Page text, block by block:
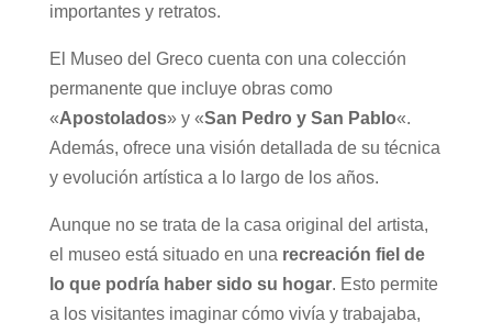
importantes y retratos.
El Museo del Greco cuenta con una colección
permanente que incluye obras como
«Apostolados» y «San Pedro y San Pablo«.
Además, ofrece una visión detallada de su técnica
y evolución artística a lo largo de los años.
Aunque no se trata de la casa original del artista,
el museo está situado en una recreación fiel de
lo que podría haber sido su hogar. Esto permite
a los visitantes imaginar cómo vivía y trabajaba,